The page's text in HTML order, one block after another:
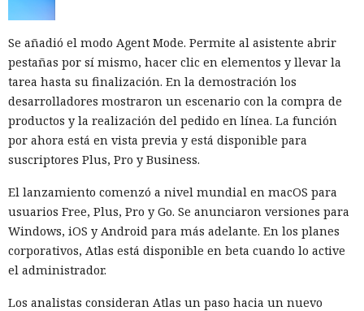
Se añadió el modo Agent Mode. Permite al asistente abrir
pestañas por sí mismo, hacer clic en elementos y llevar la
tarea hasta su finalización. En la demostración los
desarrolladores mostraron un escenario con la compra de
productos y la realización del pedido en línea. La función
por ahora está en vista previa y está disponible para
suscriptores Plus, Pro y Business.
El lanzamiento comenzó a nivel mundial en macOS para
usuarios Free, Plus, Pro y Go. Se anunciaron versiones para
Windows, iOS y Android para más adelante. En los planes
corporativos, Atlas está disponible en beta cuando lo active
el administrador.
Los analistas consideran Atlas un paso hacia un nuevo